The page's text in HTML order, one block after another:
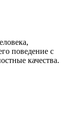
поведение с
качества.